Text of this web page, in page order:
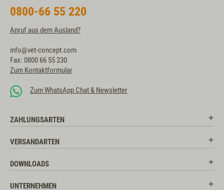
0800-66 55 220
Anruf aus dem Ausland?
info@vet-concept.com
Fax: 0800 66 55 230
Zum Kontaktformular
Zum WhatsApp Chat & Newsletter
ZAHLUNGSARTEN
VERSANDARTEN
DOWNLOADS
UNTERNEHMEN